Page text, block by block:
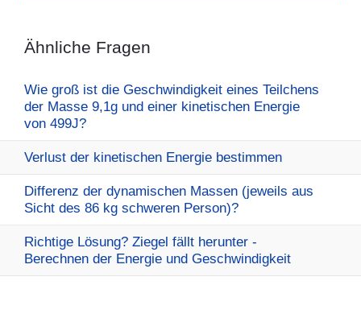
Ähnliche Fragen
Wie groß ist die Geschwindigkeit eines Teilchens
der Masse 9,1g und einer kinetischen Energie
von 499J?
Verlust der kinetischen Energie bestimmen
Differenz der dynamischen Massen (jeweils aus
Sicht des 86 kg schweren Person)?
Richtige Lösung? Ziegel fällt herunter -
Berechnen der Energie und Geschwindigkeit